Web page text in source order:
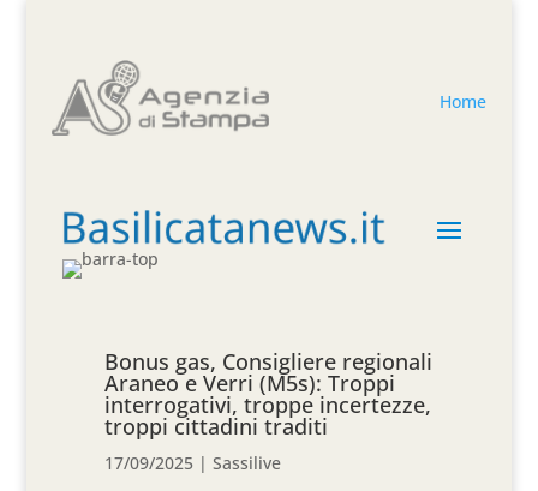
Home
Bonus gas, Consigliere regionali
Araneo e Verri (M5s): Troppi
interrogativi, troppe incertezze,
troppi cittadini traditi
17/09/2025 |Sassilive